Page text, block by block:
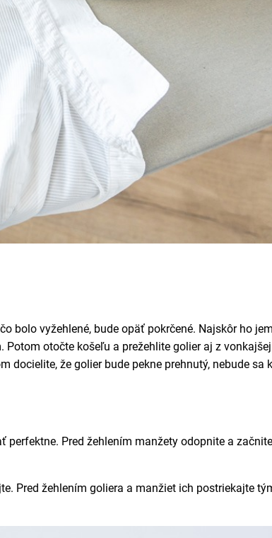
bolo vyžehlené, bude opäť pokrčené. Najskôr ho
otočte košeľu a prežehlite golier aj z
docielite, že golier bude pekne prehnutý, nebude sa
Pred žehlením manžety odopnite a
Pred žehlením goliera a manžiet ich postriekajte